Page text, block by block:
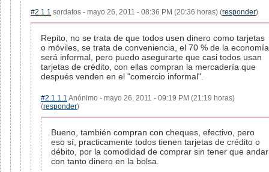
#2.1.1 sordatos - mayo 26, 2011 - 08:36 PM (20:36 horas) (responder)
Repito, no se trata de que todos usen dinero como tarjetas
o móviles, se trata de conveniencia, el 70 % de la economía
será informal, pero puedo asegurarte que casi todos usan
tarjetas de crédito, con ellas compran la mercadería que
después venden en el "comercio informal".
#2.1.1.1 Anónimo - mayo 26, 2011 - 09:19 PM (21:19 horas)
(responder)
Bueno, también compran con cheques, efectivo, pero
eso sí, practicamente todos tienen tarjetas de crédito o
débito, por la comodidad de comprar sin tener que andar
con tanto dinero en la bolsa.